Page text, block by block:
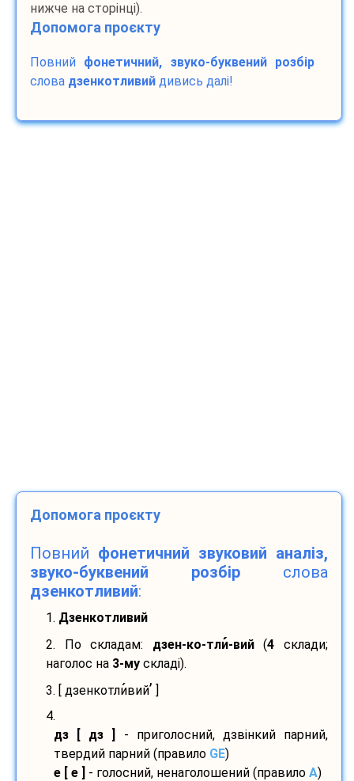
нижче на сторінці).
Допомога проєкту
Повний фонетичний, звуко-буквений розбір
слова дзенкотливий дивись далі!
Допомога проєкту
Повний фонетичний звуковий аналіз,
звуко-буквений розбір слова
дзенкотливий:
1. Дзенкотливий
2. По складам: дзен-ко-тли-вий(4 склади;
наголос на 3-му складі).
3. [ дзенкотливий’
4.
дз [ дз ]
- приголосний, дзвінкий парний,
твердий парний (правило GE)
е [ е ]
- голосний, ненаголошений (правило A)